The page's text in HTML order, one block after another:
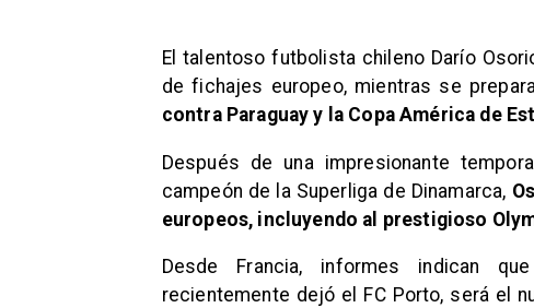
El talentoso futbolista chileno Darío
de fichajes europeo, mientras se
contra Paraguay y la Copa América de
Después de una impresionante
campeón de la Superliga de Dinamarca,
europeos, incluyendo al prestigioso
Desde Francia, informes indican
recientemente dejó el FC Porto, será el